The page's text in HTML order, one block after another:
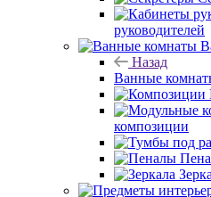
руководителей
Назад
Ванные
композиции